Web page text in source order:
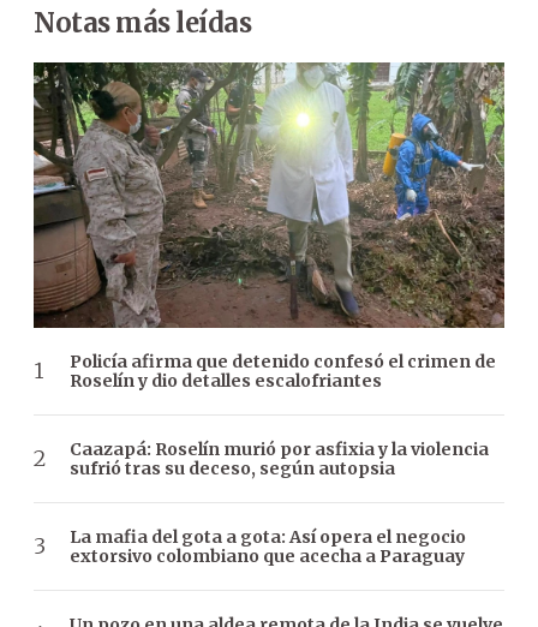
Notas más leídas
Policía afirma que detenido confesó el crimen de
Roselín y dio detalles escalofriantes
Caazapá: Roselín murió por asfixia y la violencia
sufrió tras su deceso, según autopsia
La mafia del gota a gota: Así opera el negocio
extorsivo colombiano que acecha a Paraguay